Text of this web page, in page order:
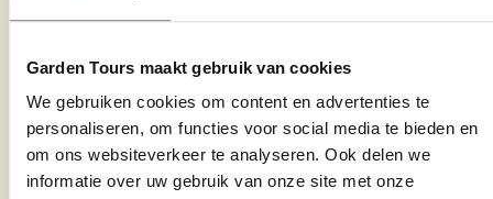
Garden Tours maakt gebruik van cookies
We gebruiken cookies om content en advertenties te
personaliseren, om functies voor social media te bieden en
om ons websiteverkeer te analyseren. Ook delen we
informatie over uw gebruik van onze site met onze
Japan